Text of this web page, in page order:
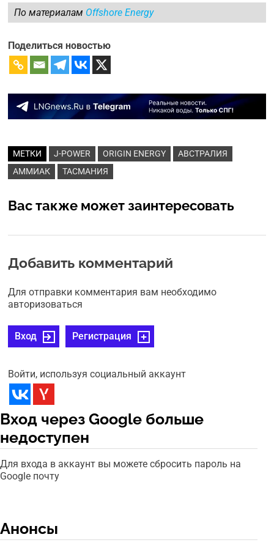
По материалам Offshore Energy
Поделиться новостью
МЕТКИ J-POWER ORIGIN ENERGY
АВСТРАЛИЯ
АММИАК
ТАСМАНИЯ
Вас также может заинтересовать
Добавить комментарий
Для отправки комментария вам необходимо
авторизоваться
Вход Регистрация
Войти, используя социальный аккаунт
Вход через Google больше
недоступен
Для входа в аккаунт вы можете сбросить пароль на
Google почту
Анонсы